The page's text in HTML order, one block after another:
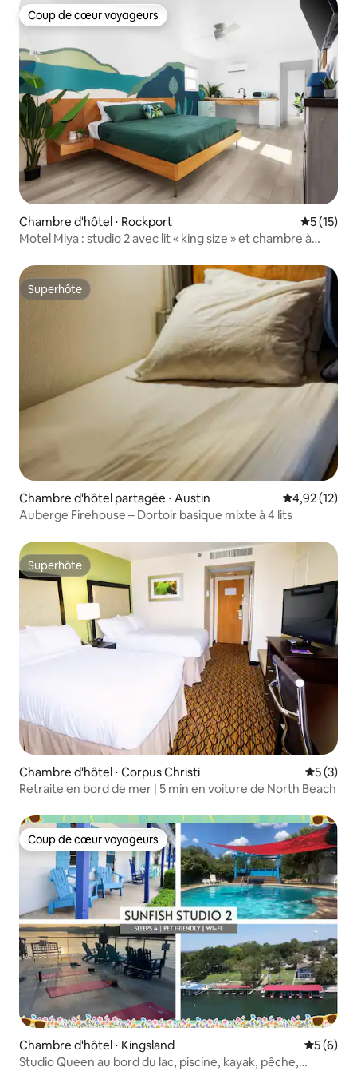
Coup de cœur voyageurs
Coup de cœur voyageurs
Chambre d'hôtel ⋅ Rockport
5 (15)
Motel Miya : studio 2 avec lit « king size » et chambre à
Superhôte
Superhôte
Chambre d'hôtel partagée ⋅ Austin Évaluation
4,92 (12)
Auberge Firehouse – Dortoir basique mixte à 4 lits
Superhôte
Superhôte
Chambre d'hôtel ⋅ Corpus Christi
5 (3)
Retraite en bord de mer | 5 min en voiture de North Beach
Coup de cœur voyageurs
Coup de cœur voyageurs
Chambre d'hôtel ⋅ Kingsland
5 (6)
Studio Queen au bord du lac, piscine, kayak, pêche,